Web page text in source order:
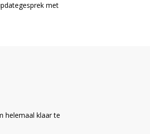
met
helemaal klaar te